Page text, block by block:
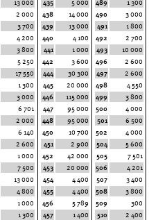
13 000
2 000
3 700
4 200
3 800
5 250
17 550
1 300
3 000
6 701
2 000
6 140
2 600
1 000
7 500
13 000
4 800
1 000
1 300
435
5 000
438
14 000
439
13 000
440
4 100
441
1 000
442
3 600
444
30 300
445
20 000
446
115 000
447
95 000
448
95 000
450
10 700
451
2 900
452
42 000
453
20 000
454
4 400
455
4 400
456
5 789
457
1 400
489
1 300
490
3 000
491
1 800
492
2 700
493
10 000
496
2 600
497
2 600
498
4 550
499
3 800
500
4 000
501
6 500
502
4 000
504
5 600
505
7 501
506
4 201
507
3 400
508
3 800
509
300
510
2 400